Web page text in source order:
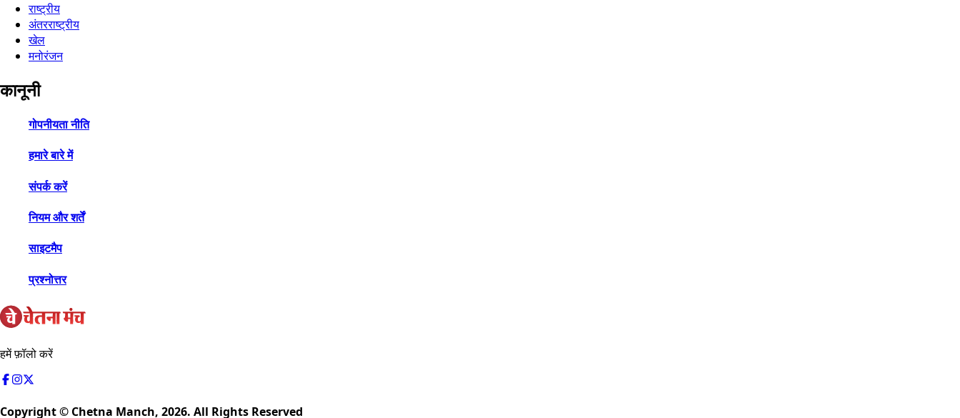
राष्ट्रीय
अंतरराष्ट्रीय
खेल
मनोरंजन
कानूनी
गोपनीयता नीति
हमारे बारे में
संपर्क करें
नियम और शर्तें
साइटमैप
प्रश्नोत्तर
हमें फ़ॉलो करें
Copyright © Chetna Manch, 2026. All Rights Reserved